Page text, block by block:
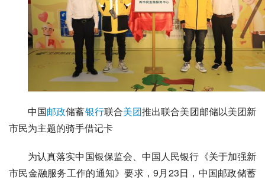
中国邮政储蓄银行联合美团推出联合美团邮储以美团新
市民为主题的骑手借记卡
为认真落实中国银保监会、中国人民银行《关于加强新
市民金融服务工作的通知》要求，9月23日，中国邮政储蓄